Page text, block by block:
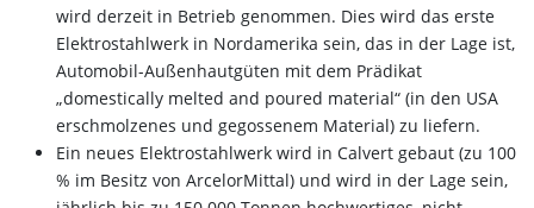
wird derzeit in Betrieb genommen. Dies wird das erste
Elektrostahlwerk in Nordamerika sein, das in der Lage ist,
Automobil-Außenhautgüten mit dem Prädikat
„domestically melted and poured material“ (in den USA
erschmolzenes und gegossenem Material) zu liefern.
Ein neues Elektrostahlwerk wird in Calvert gebaut (zu 100
% im Besitz von ArcelorMittal) und wird in der Lage sein,